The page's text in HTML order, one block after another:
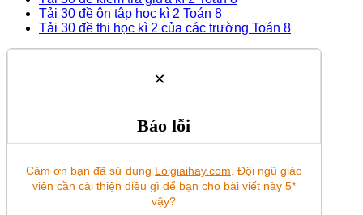
Tải 30 đề ôn tập học kì 2 Toán 8
Tải 30 đề thi học kì 2 của các trường Toán 8
×
Báo lỗi
Cảm ơn bạn đã sử dụng Loigiaihay.com . Đội ngũ giáo
viên cần cải thiện điều gì để bạn cho bài viết này 5*
vậy?